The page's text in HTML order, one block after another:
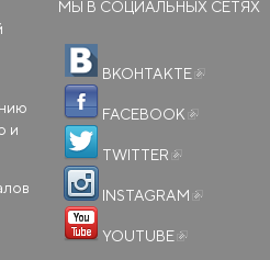
и
МЫ В СОЦИАЛЬНЫХ СЕТЯХ
ВКОНТАКТЕ
(внешняя
FACEBOOK
TWITTER
INSTAGRAM
(внешняя
YOUTUBE